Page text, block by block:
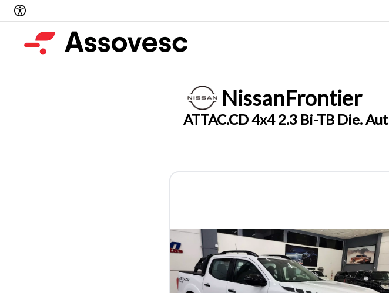
NissanFrontier
ATTAC.CD 4x4 2.3 Bi-TB Die. Aut